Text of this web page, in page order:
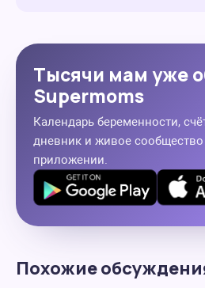
Тысячи мам уже
Supermoms
Календарь беременности,
дневник и живое
приложении.
Похожие